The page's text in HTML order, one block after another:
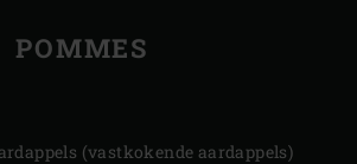
POMMES
(vastkokende aardappels)